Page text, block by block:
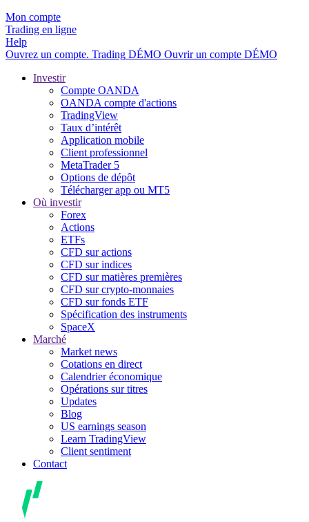
Mon compte
Trading en ligne
Help
Ouvrez un compte. Trading DÉMO Ouvrir un compte DÉMO
Investir
Compte OANDA
OANDA compte d'actions
TradingView
Taux d’intérêt
Application mobile
Client professionnel
MetaTrader 5
Options de dépôt
Télécharger app ou MT5
Où investir
Forex
Actions
ETFs
CFD sur actions
CFD sur indices
CFD sur matières premières
CFD sur crypto-monnaies
CFD sur fonds ETF
Spécification des instruments
SpaceX
Marché
Market news
Cotations en direct
Calendrier économique
Opérations sur titres
Updates
Blog
US earnings season
Learn TradingView
Client sentiment
Contact